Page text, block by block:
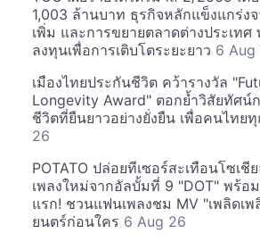
1,003 ล้านบาท ธุรกิจหลักแข็งแกร่ง
เพิ่ม และการขยายตลาดต่างประเทศ
ลงทุนเพื่อการเติบโตระยะยาว 6 Aug
เมืองไทยประกันชีวิต คว้ารางวัล
Longevity Award" ตอกย้ำวิสัยทัศน์
ชีวิตที่ยืนยาวอย่างยั่งยืน เพื่อคนไทยทุ
26
POTATO ปล่อยทีเซอร์สะเทือนโซเชี
เพลงใหม่จากอัลบั้มที่ 9 "DOT" พร้อ
แรก! ชวนแฟนเพลงชม MV "เพลิดเ
ยนตร์ก่อนใคร 6 Aug 26